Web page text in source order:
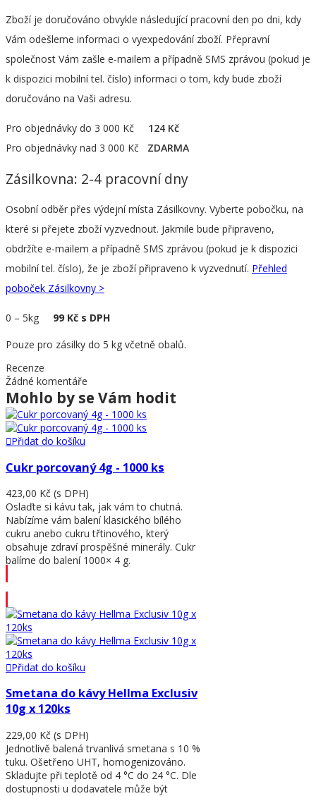
Zboží je doručováno obvykle následující pracovní den po dni, kdy
Vám odešleme informaci o vyexpedování zboží. Přepravní
společnost Vám zašle e-mailem a případně SMS zprávou (pokud je
k dispozici mobilní tel. číslo) informaci o tom, kdy bude zboží
doručováno na Vaši adresu.
Pro objednávky do 3 000 Kč 124 Kč
Pro objednávky nad 3 000 Kč ZDARMA
Zásilkovna: 2-4 pracovní dny
Osobní odběr přes výdejní místa Zásilkovny. Vyberte pobočku, na
které si přejete zboží vyzvednout. Jakmile bude připraveno,
obdržíte e-mailem a případně SMS zprávou (pokud je k dispozici
mobilní tel. číslo), že je zboží připraveno k vyzvednutí. Přehled
poboček Zásilkovny >
0 – 5kg 99 Kč s DPH
Pouze pro zásilky do 5 kg včetně obalů.
Recenze
Žádné komentáře
Mohlo by se Vám hodit
Přidat do košíku
Cukr porcovaný 4g - 1000 ks
423,00 Kč (s DPH)
Oslaďte si kávu tak, jak vám to chutná.
Nabízíme vám balení klasického bílého
cukru anebo cukru třtinového, který
obsahuje zdraví prospěšné minerály. Cukr
balíme do balení 1000× 4 g.
Přidat do košíku
Smetana do kávy Hellma Exclusiv
10g x 120ks
229,00 Kč (s DPH)
Jednotlivě balená trvanlivá smetana s 10 %
tuku. Ošetřeno UHT, homogenizováno.
Skladujte při teplotě od 4 °C do 24 °C. Dle
dostupnosti u dodavatele může být